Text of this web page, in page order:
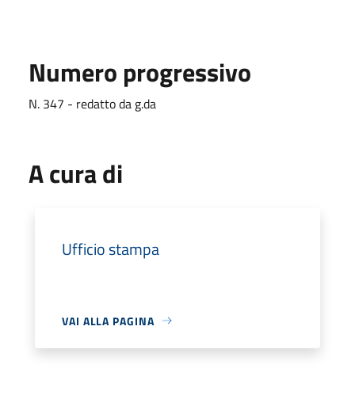
Numero progressivo
N. 347 - redatto da g.da
A cura di
Ufficio stampa
VAI ALLA PAGINA